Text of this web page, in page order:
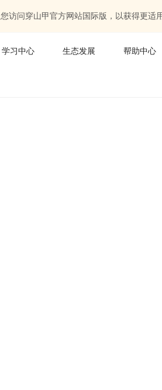
问穿山甲官方网站国际版，以获得更适
学习中心 生态发展 帮助中心